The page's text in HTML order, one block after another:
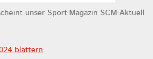
unser Sport-Magazin SCM-Aktuell
blättern